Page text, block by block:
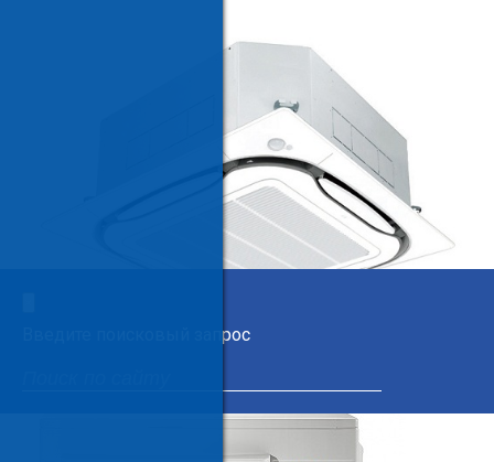
Введите поисковый запрос